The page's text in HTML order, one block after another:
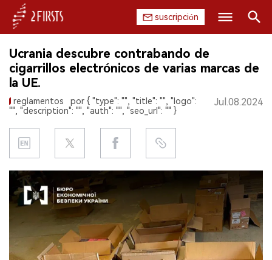
suscripción
INICIO
EMPRESA
REGULACIÓN
CHINA
DATOS
EXPOSICIÓN
Ucrania descubre contrabando de
cigarrillos electrónicos de varias marcas de
la UE.
reglamentos
por { "type": "", "title": "", "logo":
"", "description": "", "auth": "", "seo_url": "" }
Jul.08.2024